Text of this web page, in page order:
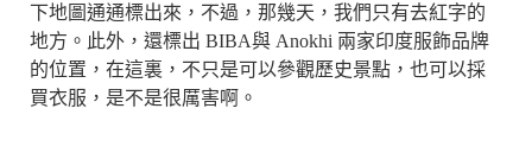
下地圖通通標出來，不過，那幾天，我們只有去紅字的
地方。此外，還標出 BIBA與 Anokhi 兩家印度服飾品牌
的位置，在這裏，不只是可以參觀歷史景點，也可以採
買衣服，是不是很厲害啊。